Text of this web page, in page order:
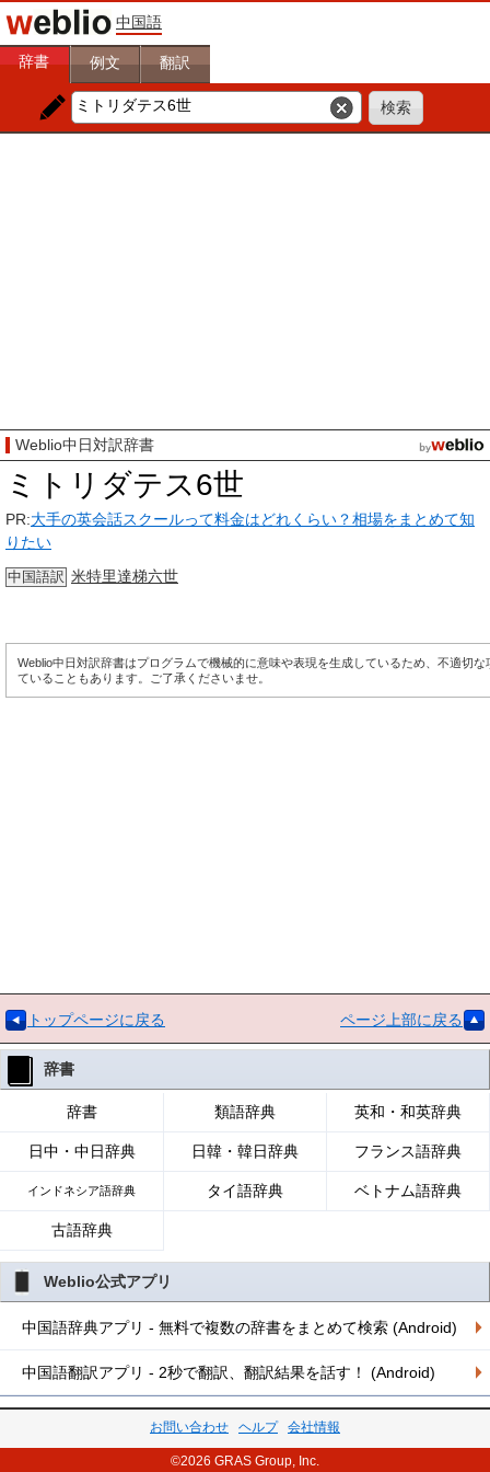
中国語
辞書 例文 翻訳
Weblio中日対訳辞書
ミトリダテス6世
PR:大手の英会話スクールって料金はどれくらい？相場をまとめて知
りたい
中国語訳 米特里達梯六世
Weblio中日対訳辞書はプログラムで機械的に意味や表現を生成しているため、不適切な
ていることもあります。ご了承くださいませ。
トップページに戻る ページ上部に戻る
辞書
辞書 類語辞典 英和・和英辞典
日中・中日辞典 日韓・韓日辞典 フランス語辞典
インドネシア語辞典 タイ語辞典 ベトナム語辞典
古語辞典
Weblio公式アプリ
中国語辞典アプリ - 無料で複数の辞書をまとめて検索 (Android)
中国語翻訳アプリ - 2秒で翻訳、翻訳結果を話す！ (Android)
お問い合わせ ヘルプ 会社情報
©2026 GRAS Group, Inc.